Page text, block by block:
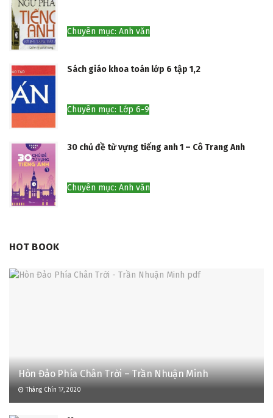
Chuyên mục: Anh văn
Sách giáo khoa toán lớp 6 tập 1,2
Chuyên mục: Lớp 6-9
30 chủ đề từ vựng tiếng anh 1 – Cô Trang Anh
Chuyên mục: Anh văn
HOT BOOK
Hòn Đảo Phía Chân Trời – Trần Nhuận Minh
Tháng Chín 17, 2020